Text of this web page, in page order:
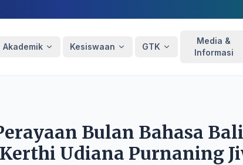
Akademik Kesiswaan GTK
Media &
Informasi
Bulan Bahasa
Udiana Purnaning